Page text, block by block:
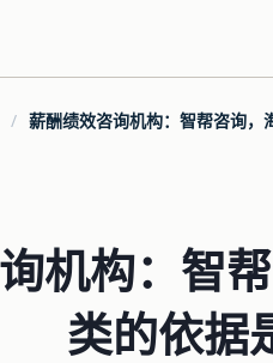
/ 薪酬绩效咨询机构：智帮咨询，
机构：智
类的依据